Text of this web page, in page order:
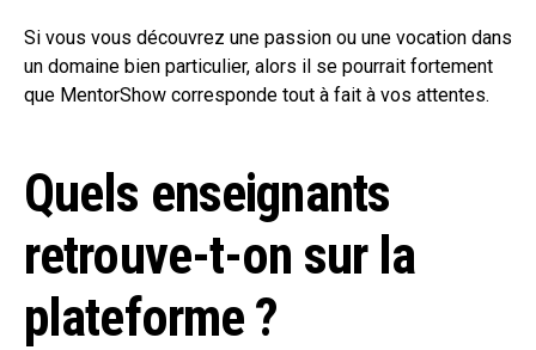
Si vous vous découvrez une passion ou une vocation dans
un domaine bien particulier, alors il se pourrait fortement
que MentorShow corresponde tout à fait à vos attentes.
Quels enseignants
retrouve-t-on sur la
plateforme ?